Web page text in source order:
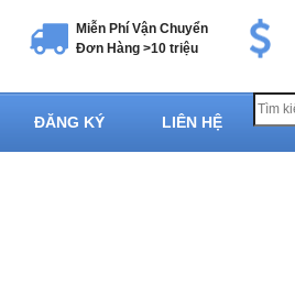
Miễn Phí Vận Chuyển
Đơn Hàng >10 triệu
ĐĂNG KÝ LIÊN HỆ